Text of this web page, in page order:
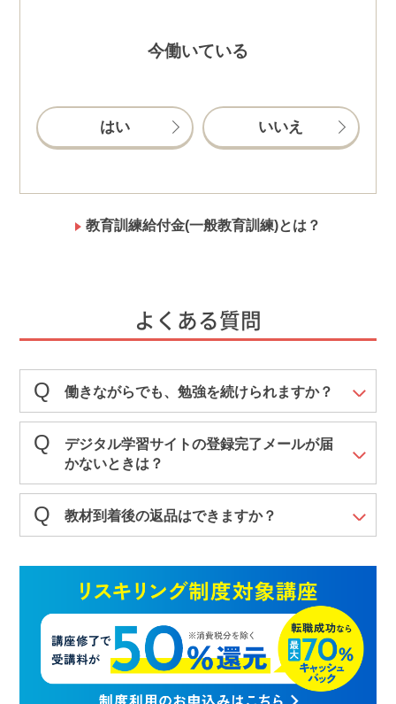
今働いている
はい いいえ
教育訓練給付金(一般教育訓練)とは？
よくある質問
働きながらでも、勉強を続けられますか？
デジタル学習サイトの登録完了メールが届
かないときは？
教材到着後の返品はできますか？